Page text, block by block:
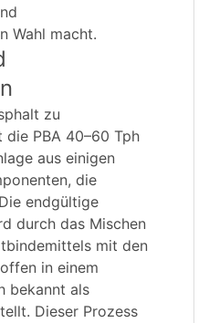
Wahl macht.
zu
PBA 40–60 Tph
aus einigen
die
endgültige
durch das Mischen
mit den
in einem
bekannt als
Dieser Prozess